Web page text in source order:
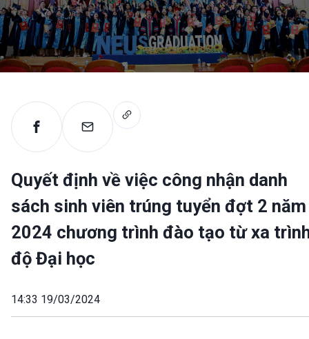
viên trúng tuyển đợt 2 năm 2024 chương
đào tạo từ xa trình độ Đại học
Quyết định về việc công nhận danh
sách sinh viên trúng tuyển đợt 2 năm
2024 chương trình đào tạo từ xa
độ Đại học
14:33 19/03/2024